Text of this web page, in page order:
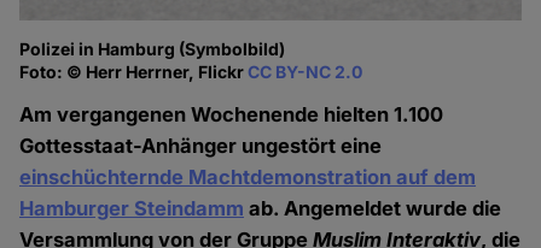
Polizei in Hamburg (Symbolbild)
Foto: © Herr Herrner, FlickrCC BY-NC 2.0
Am vergangenen Wochenende hielten 1.100
Gottesstaat-Anhänger ungestört eine
einschüchternde Machtdemonstration auf dem
Hamburger Steindamm ab. Angemeldet wurde die
Versammlung von der GruppeMuslim Interaktiv, die